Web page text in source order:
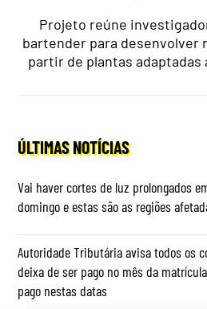
Projeto reúne
bartender para desenvolver
partir de plantas adaptadas
ÚLTIMAS NOTÍCIAS
Vai haver cortes de luz prolongados
domingo e estas são as regiões
Autoridade Tributária avisa todos os
deixa de ser pago no mês da
pago nestas datas